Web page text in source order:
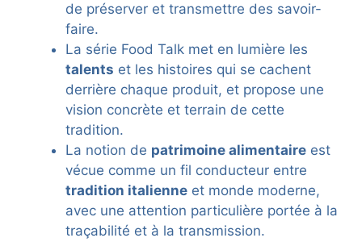
de préserver et transmettre des savoir-
faire.
La série Food Talk met en lumière les
talents et les histoires qui se cachent
derrière chaque produit, et propose une
vision concrète et terrain de cette
tradition.
La notion de patrimoine alimentaire est
vécue comme un fil conducteur entre
tradition italienne et monde moderne,
avec une attention particulière portée à la
traçabilité et à la transmission.